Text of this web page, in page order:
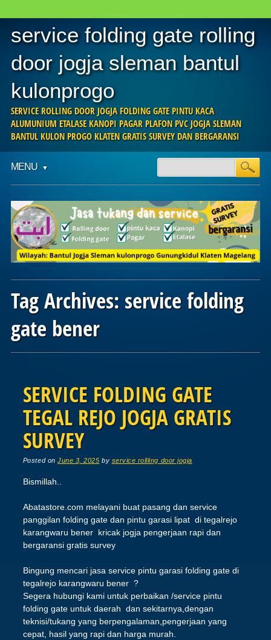
service folding gate rolling
door jogja sleman bantul
kulonprogo
SERVICE ROLLING DOOR JOGJA FOLDING GATE PINTU KACA
ALUMUNIUM ETALASE KANOPI PAGAR PLAFON PVC JOGJA SLEMAN
BANTUL KULON PROGO KLATEN GRATIS SURVEY DAN BERGARANSI
Main menu
content
MENU
Tag Archives: service folding
gate bener
SERVICE FOLDING GATE
TEGAL REJO JOGJA GRATIS
SURVEY
Posted onJune 3, 2025 by service rollling door jogja
Bismillah..
Abatastore.com melayani buat pasang dan service
panggilan folding gate dan pintu garasi lipat di tegalrejo
karangwaru bener kricak jogja pengerjaan rapi dan
bergaransi gratis survey
Bingung mencari jasa service pintu garasi folding gate di
tegalrejo karangwaru bener ?
Segera hubungi kami untuk perbaikan /service pintu
folding gate untuk daerah dan sekitarnya,dengan
teknisi/tukang yang berpengalaman,pengerjaan yang
cepat, hasil yang rapi dan harga murah.